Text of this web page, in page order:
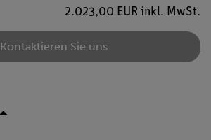
2.023,00 EUR inkl. MwSt.
Kontaktieren Sie uns